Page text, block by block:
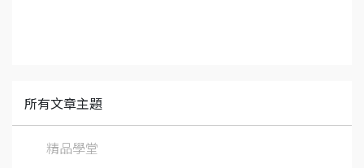
所有文章主題
精品學堂